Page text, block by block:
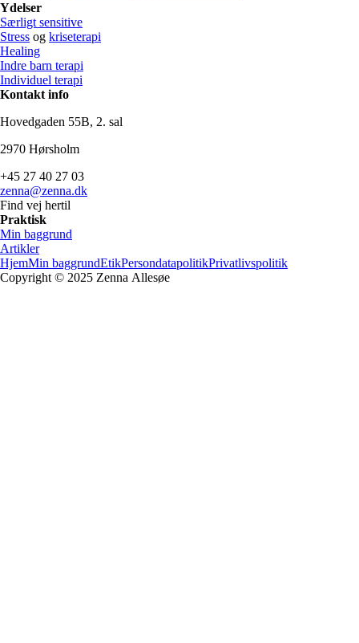
Ydelser
Særligt sensitive
Stress og kriseterapi
Healing
Indre barn terapi
Individuel terapi
Kontakt info
Hovedgaden 55B, 2. sal
2970 Hørsholm
+45 27 40 27 03
zenna@zenna.dk
Find vej hertil
Praktisk
Min baggrund
Artikler
HjemMin baggrundEtikPersondatapolitikPrivatlivspolitik
Copyright © 2025 Zenna Allesøe